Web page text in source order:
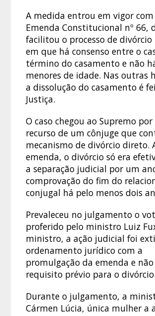
A medida entrou em vigor com
Emenda Constitucional nº 66,
facilitou o processo de divórcio
em que há consenso entre o
término do casamento e não
menores de idade. Nas outras
a dissolução do casamento é
Justiça.
O caso chegou ao Supremo
recurso de um cônjuge que
mecanismo de divórcio direto.
emenda, o divórcio só era
a separação judicial por um
comprovação do fim do
conjugal há pelo menos dois
Prevaleceu no julgamento o
proferido pelo ministro Luiz
ministro, a ação judicial foi
ordenamento jurídico com a
promulgação da emenda e
requisito prévio para o divórcio.
Durante o julgamento, a
Cármen Lúcia, única mulher a